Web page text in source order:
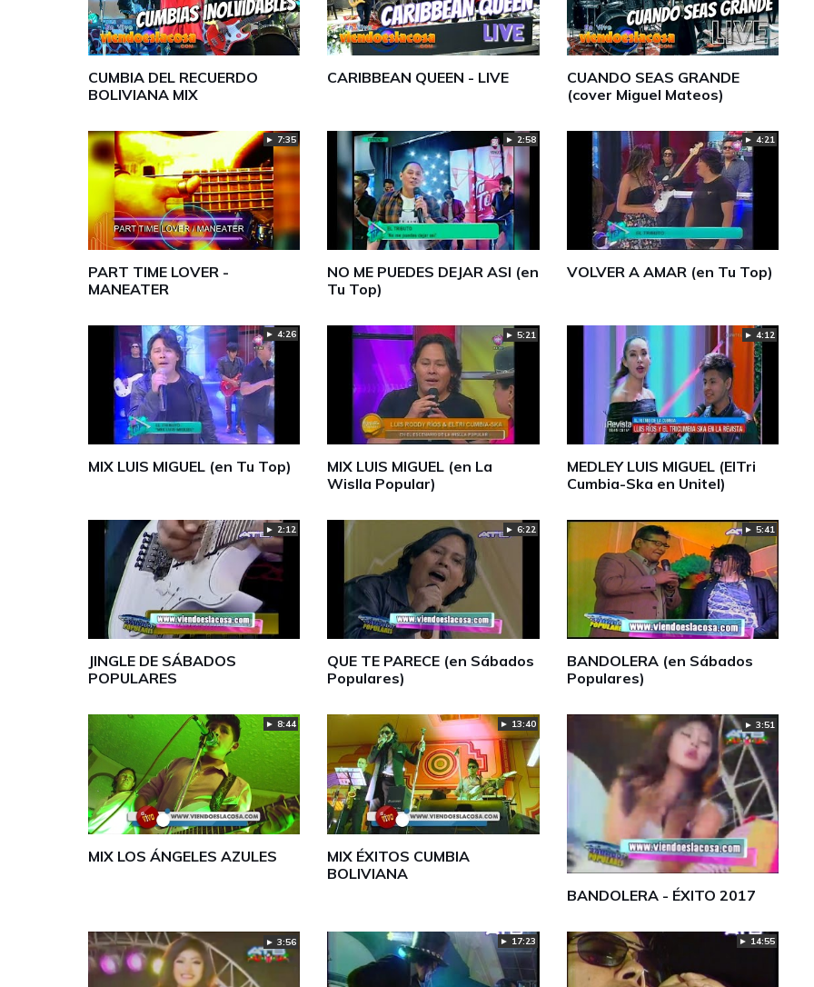
CUMBIA DEL RECUERDO
BOLIVIANA MIX
CARIBBEAN QUEEN - LIVE
CUANDO SEAS GRANDE
(cover Miguel Mateos)
► 7:35
PART TIME LOVER -
MANEATER
► 2:58
NO ME PUEDES DEJAR ASI (en
Tu Top)
► 4:21
VOLVER A AMAR (en Tu Top)
► 4:26
MIX LUIS MIGUEL (en Tu Top)
► 5:21
MIX LUIS MIGUEL (en La
Wislla Popular)
► 4:12
MEDLEY LUIS MIGUEL (ElTri
Cumbia-Ska en Unitel)
► 2:12
JINGLE DE SÁBADOS
POPULARES
► 6:22
QUE TE PARECE (en Sábados
Populares)
► 5:41
BANDOLERA (en Sábados
Populares)
► 8:44
MIX LOS ÁNGELES AZULES
► 13:40
MIX ÉXITOS CUMBIA
BOLIVIANA
► 3:51
BANDOLERA - ÉXITO 2017
► 3:56 ► 17:23 ► 14:55